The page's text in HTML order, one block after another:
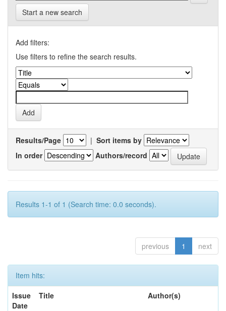
Start a new search
Add filters:
Use filters to refine the search results.
Results/Page | Sort items by
In order
Authors/record
Results 1-1 of 1 (Search time: 0.0 seconds).
previous 1 next
Item hits:
Issue
Date
Title Author(s)